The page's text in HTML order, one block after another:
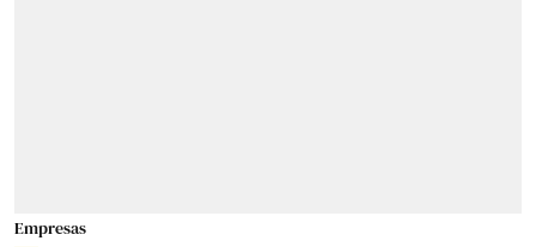
Empresas